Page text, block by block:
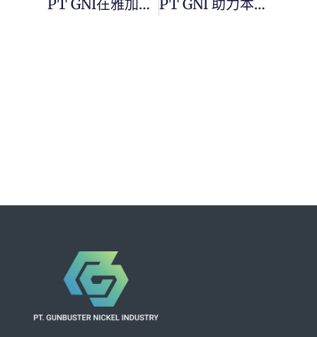
PT GNI在雅加达总部热烈庆祝印尼独立80周年 举办多项趣味比赛 PT GNI 助力本塔村基础设施建设，修建道路和涵洞